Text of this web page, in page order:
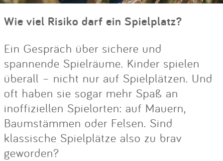
Wie viel Risiko darf ein Spielplatz?
Ein Gespräch über sichere und
spannende Spielräume. Kinder spielen
überall – nicht nur auf Spielplätzen. Und
oft haben sie sogar mehr Spaß an
inoffiziellen Spielorten: auf Mauern,
Baumstämmen oder Felsen. Sind
klassische Spielplätze also zu brav
geworden?